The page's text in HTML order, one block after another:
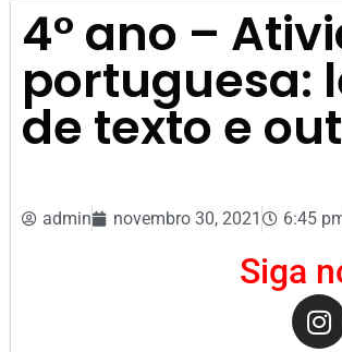
4° ano –
portuguesa:
de texto e
admin novembro 30, 2021 6:45
Siga